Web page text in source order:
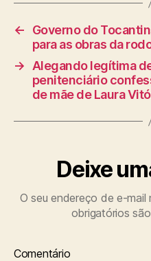
←
Governo do
para as obras da
→
Alegando legítima
penitenciário
de mãe de Laura
Deixe
O seu endereço de e-mail
obrigatórios
Comentário